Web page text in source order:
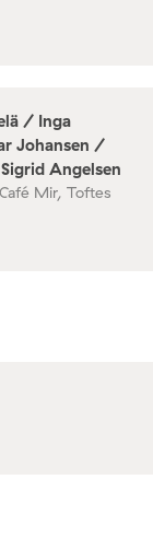
/ Inga
Johansen /
Angelsen
Mir, Toftes